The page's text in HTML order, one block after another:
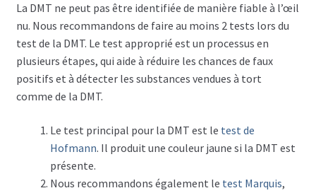
Comment tester l’amphétamine
Comment tester la cocaïne
Comment tester la DMT
Comment tester le fentanyl
Comment tester la kétamine
La DMT ne peut pas être identifiée de manière fiable à l’œil
nu. Nous recommandons de faire au moins 2 tests lors du
test de la DMT. Le test approprié est un processus en
plusieurs étapes, qui aide à réduire les chances de faux
positifs et à détecter les substances vendues à tort
comme de la DMT.
Le test principal pour la DMT est le test de
Hofmann. Il produit une couleur jaune si la DMT est
présente.
Nous recommandons également le test Marquis,